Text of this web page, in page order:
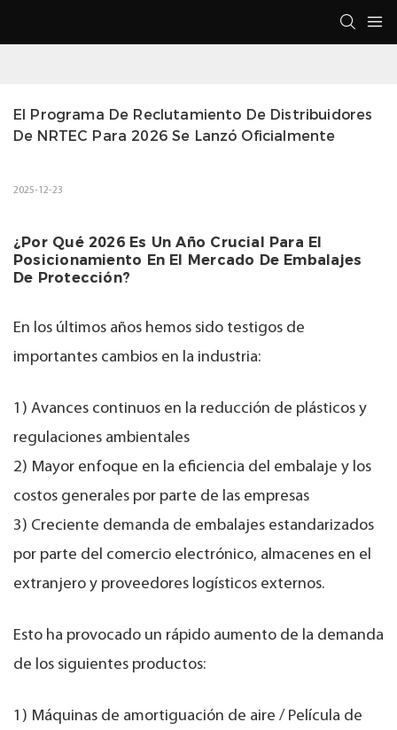
El Programa De Reclutamiento De Distribuidores
De NRTEC Para 2026 Se Lanzó Oficialmente
2025-12-23
¿Por Qué 2026 Es Un Año Crucial Para El
Posicionamiento En El Mercado De Embalajes
De Protección?
En los últimos años hemos sido testigos de
importantes cambios en la industria:
1) Avances continuos en la reducción de plásticos y
regulaciones ambientales
2) Mayor enfoque en la eficiencia del embalaje y los
costos generales por parte de las empresas
3) Creciente demanda de embalajes estandarizados
por parte del comercio electrónico, almacenes en el
extranjero y proveedores logísticos externos.
Esto ha provocado un rápido aumento de la demanda
de los siguientes productos:
1) Máquinas de amortiguación de aire / Película de